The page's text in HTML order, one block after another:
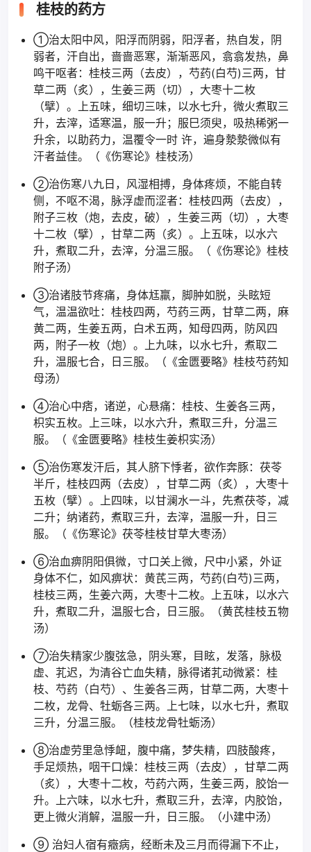
桂枝的药方
①治太阳中风，阳浮而阴弱，阳浮者，热自发，阴
弱者，汗自出，啬啬恶寒，渐渐恶风，翕翕发热，鼻
鸣干呕者：桂枝三两（去皮），芍药(白芍)三两，甘
草二两（炙），生姜三两（切），大枣十二枚
（擘）。上五味，细切三味，以水七升，微火煮取三
升，去滓，适寒温，服一升；服巳须臾，吸热稀粥一
升余，以助药力，温覆令一时 许，遍身漐漐微似有
汗者益佳。（《伤寒论》桂枝汤）
②治伤寒八九日，风湿相搏，身体疼烦，不能自转
侧，不呕不渴，脉浮虚而涩者：桂枝四两（去皮），
附子三枚（炮，去皮，破），生姜三两（切），大枣
十二枚（擘），甘草二两（炙）。上五味，以水六
升，煮取二升，去滓，分温三服。（《伤寒论》桂枝
附子汤）
③治诸肢节疼痛，身体尪羸，脚肿如脱，头眩短
气，温温欲吐：桂枝四两，芍药三两，甘草二两，麻
黄二两，生姜五两，白术五两，知母四两，防风四
两，附子一枚（炮）。上九味，以水七升，煮取二
升，温服七合，日三服。（《金匮要略》桂枝芍药知
母汤）
④治心中痞，诸逆，心悬痛：桂枝、生姜各三两，
枳实五枚。上三味，以水六升，煮取三升，分温三
服。（《金匮要略》桂枝生姜枳实汤）
⑤治伤寒发汗后，其人脐下悸者，欲作奔豚：茯苓
半斤，桂枝四两（去皮），甘草二两（炙），大枣十
五枚（擘）。上四味，以甘澜水一斗，先煮茯苓，减
二升；纳诸药，煮取三升，去滓，温服一升，日三
服。（《伤寒论》茯苓桂枝甘草大枣汤）
⑥治血痹阴阳俱微，寸口关上微，尺中小紧，外证
身体不仁，如风痹状：黄芪三两，芍药(白芍)三两，
桂枝三两，生姜六两，大枣十二枚。上五味，以水六
升，煮取二升，温服七合，日三服。（黄芪桂枝五物
汤）
⑦治失精家少腹弦急，阴头寒，目眩，发落，脉极
虚、芤迟，为清谷亡血失精，脉得诸芤动微紧：桂
枝、芍药（白芍）、生姜各三两，甘草二两，大枣十
二枚，龙骨、牡蛎各三两。上七味，以水七升，煮取
三升，分温三服。（桂枝龙骨牡蛎汤）
⑧治虚劳里急悸衄，腹中痛，梦失精，四肢酸疼，
手足烦热，咽干口燥：桂枝三两（去皮），甘草二两
（炙），大枣十二枚，芍药六两，生姜三两，胶饴一
升。上六味，以水七升，煮取三升，去滓，内胶饴，
更上微火消解，温服一升，日三服。（小建中汤）
⑨ 治妇人宿有癥病，经断未及三月而得漏下不止，